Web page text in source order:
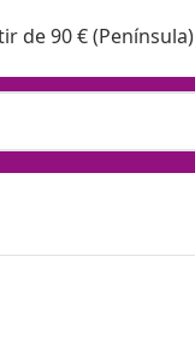
de 90 € (Península)